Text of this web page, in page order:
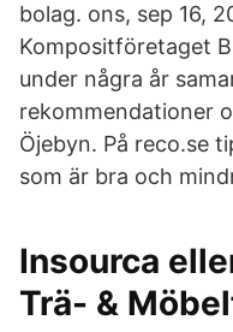
bolag. ons, sep 16,
Kompositföretaget
under några år
rekommendationer
Öjebyn. På reco.se
som är bra och
Insourca
Trä- &